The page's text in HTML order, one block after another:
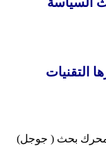
التقنيات
محرك بحث ( جوجل)